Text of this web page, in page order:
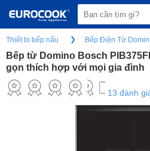
Thiết bị bếp nấu Bếp Điện Từ
Bếp từ Domino Bosch
gọn thích hợp với mọi gia đình
13 đánh